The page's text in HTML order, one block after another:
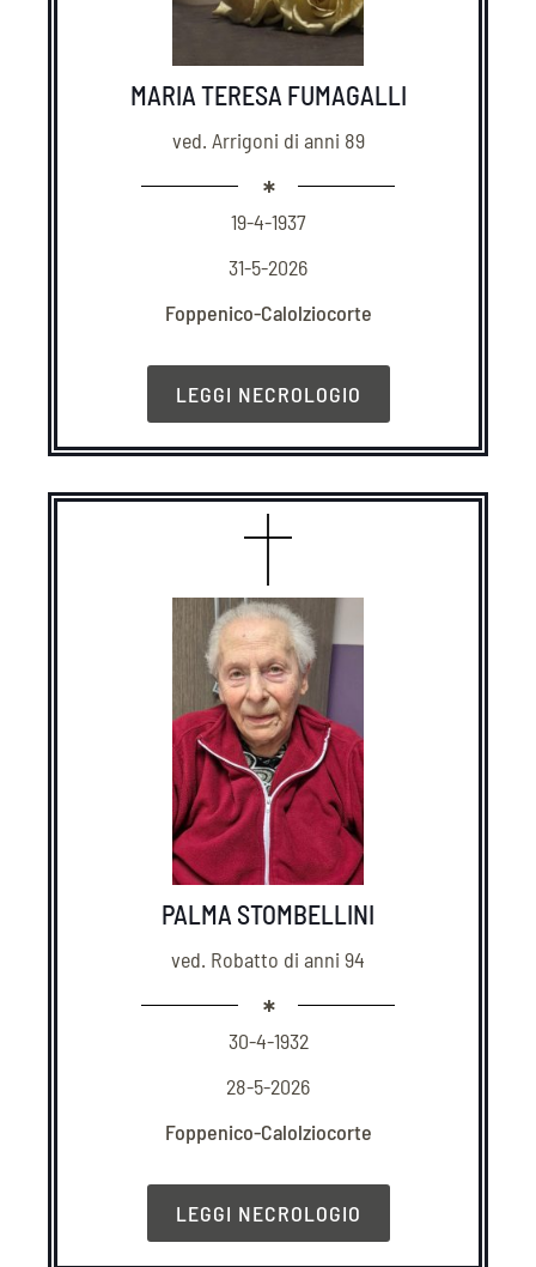
MARIA TERESA FUMAGALLI
ved. Arrigoni di anni 89
19-4-1937
31-5-2026
Foppenico-Calolziocorte
LEGGI NECROLOGIO
PALMA STOMBELLINI
ved. Robatto di anni 94
30-4-1932
28-5-2026
Foppenico-Calolziocorte
LEGGI NECROLOGIO